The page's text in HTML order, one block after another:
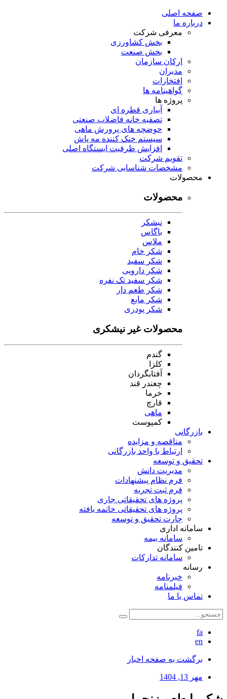
صفحه اصلی
درباره ما
معرفی شرکت
بخش کشاورزی
بخش صنعت
ارکان سازمان
مدیران
افتخارات
گواهینامه ها
پروژه ها
آبیاری قطره ای
تصفیه خانه فاضلاب صنعتی
حوضچه های پرورش ماهی
سیستم خنک کننده مه پاش
افزایش ظرفیت ایستگاه اصلی
تقویم شرکت
مشخصات شناسایی شرکت
محصولات
محصولات
نیشکر
باگاس
ملاس
شکر خام
شکر سفید
شکر دارویی
شکر سفید تک نفره
شکر طعم دار
شکر مایع
شکر پودری
محصولات غیر نیشکری
گندم
کلزا
آفتابگردان
چغندر قند
خرما
قارچ
ماهی
کمپوست
بازرگانی
مناقصه و مزایده
ارتباط با واحد بازرگانی
تحقیق و توسعه
مدیریت دانش
فرم نظام پیشنهادات
فرم ثبت تجربه
پروژه های تحقیقاتی جاری
پروژه های تحقیقاتی خاتمه یافته
چارت تحقیق و توسعه
سامانه اداری
سامانه بیمه
تامین کنندگان
سامانه تدارکات
رسانه
خبرنامه
فیلمنامه
تماس با ما
fa
en
برگشت به صفحه اخبار
مهر 13, 1404